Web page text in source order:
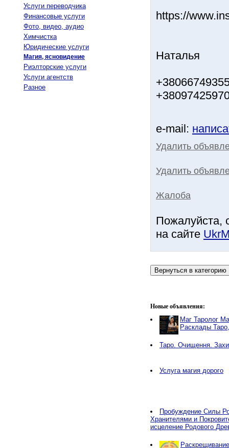
Услуги переводчика
Финансовые услуги
Фото, видео, аудио
Химчистка
Юридические услуги
Магия, ясновидение
Риэлторские услуги
Услуги агентств
Разное
https://
Наталья
e-mail:
Удалить
Удалить
Жалоба
Пожалуйста,
на сайте
Новые объявления:
Маг Таролог
Расклады
Таро. Очищення.
Услуга магия дорого
Пробуждение Силы
Хранителями и
исцеление Родового